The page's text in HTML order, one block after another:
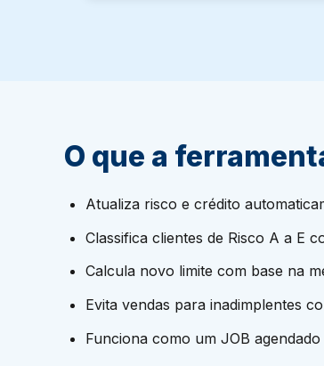
O que a
Atualiza risco e crédito
Classifica clientes de Risco A a E
Calcula novo limite com base na
Evita vendas para inadimplentes
Funciona como um JOB